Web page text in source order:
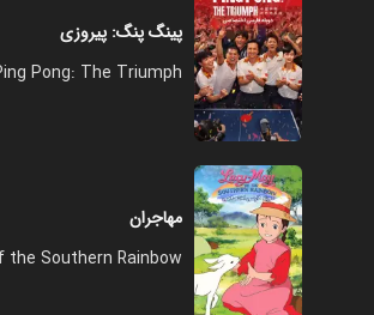
پینگ پنگ: پیروزی
Pong: The Triumph
مهاجران
the Southern Rainbow